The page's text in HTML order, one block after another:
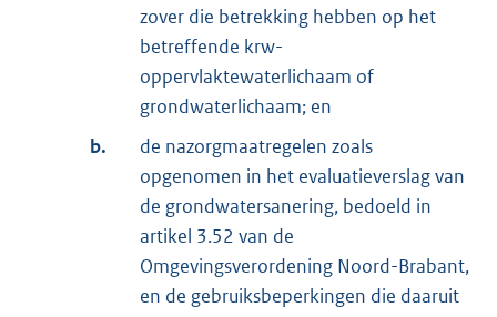
zover die betrekking hebben op het
betreffende krw-
oppervlaktewaterlichaam of
grondwaterlichaam; en
b.
de nazorgmaatregelen zoals
opgenomen in het evaluatieverslag van
de grondwatersanering, bedoeld in
artikel 3.52 van de
Omgevingsverordening Noord-Brabant,
en de gebruiksbeperkingen die daaruit